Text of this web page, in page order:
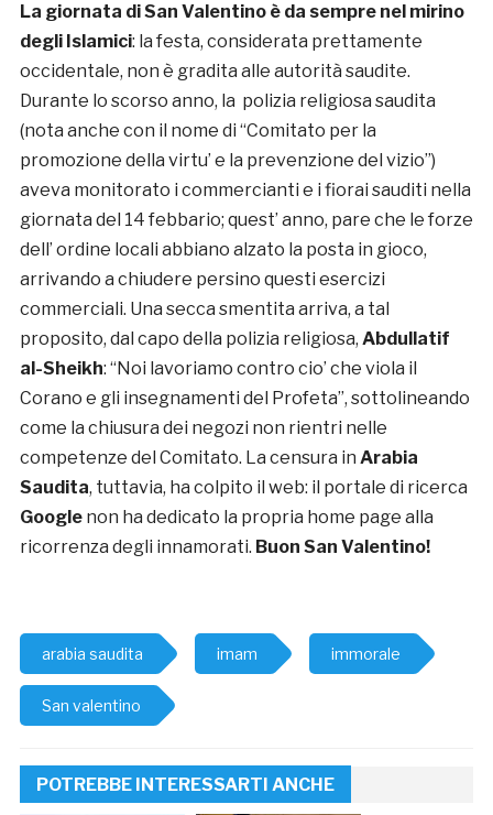
La giornata di San Valentino è da sempre nel mirino
degli Islamici: la festa, considerata prettamente
occidentale, non è gradita alle autorità saudite.
Durante lo scorso anno, la polizia religiosa saudita
(nota anche con il nome di “Comitato per la
promozione della virtu’ e la prevenzione del vizio”)
aveva monitorato i commercianti e i fiorai sauditi nella
giornata del 14 febbario; quest’ anno, pare che le forze
dell’ ordine locali abbiano alzato la posta in gioco,
arrivando a chiudere persino questi esercizi
commerciali. Una secca smentita arriva, a tal
proposito, dal capo della polizia religiosa, Abdullatif
al-Sheikh: “Noi lavoriamo contro cio’ che viola il
Corano e gli insegnamenti del Profeta”, sottolineando
come la chiusura dei negozi non rientri nelle
competenze del Comitato. La censura in Arabia
Saudita, tuttavia, ha colpito il web: il portale di ricerca
Googlenon ha dedicato la propria home page alla
ricorrenza degli innamorati. Buon San Valentino!
arabia saudita imam immorale
San valentino
POTREBBE INTERESSARTI ANCHE